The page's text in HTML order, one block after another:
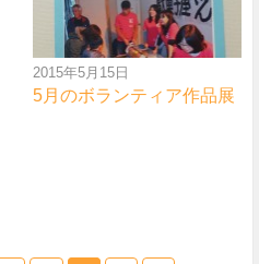
2015年5月15日
5月のボランティア作品展